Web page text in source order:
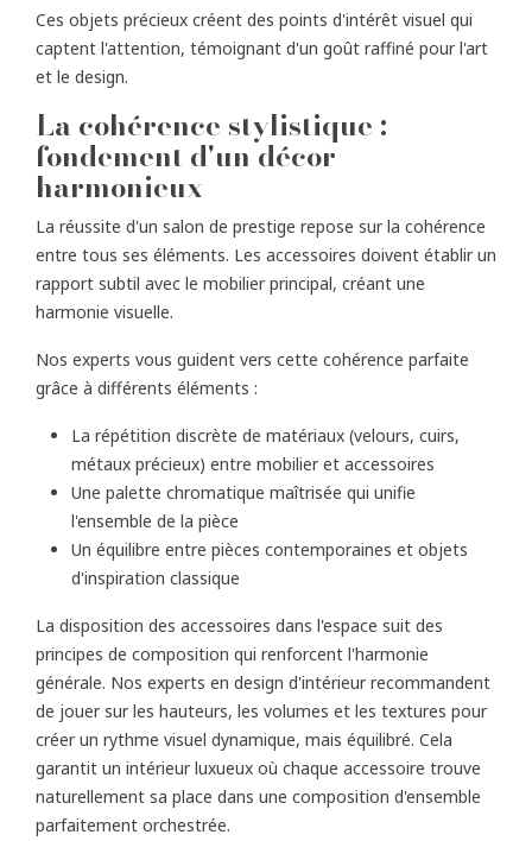
Ces objets précieux créent des points d'intérêt visuel qui
captent l'attention, témoignant d'un goût raffiné pour l'art
et le design.
La cohérence stylistique :
fondement d'un décor
harmonieux
La réussite d'un salon de prestige repose sur la cohérence
entre tous ses éléments. Les accessoires doivent établir un
rapport subtil avec le mobilier principal, créant une
harmonie visuelle.
Nos experts vous guident vers cette cohérence parfaite
grâce à différents éléments :
La répétition discrète de matériaux (velours, cuirs,
métaux précieux) entre mobilier et accessoires
Une palette chromatique maîtrisée qui unifie
l'ensemble de la pièce
Un équilibre entre pièces contemporaines et objets
d'inspiration classique
La disposition des accessoires dans l'espace suit des
principes de composition qui renforcent l'harmonie
générale. Nos experts en design d'intérieur recommandent
de jouer sur les hauteurs, les volumes et les textures pour
créer un rythme visuel dynamique, mais équilibré. Cela
garantit un intérieur luxueux où chaque accessoire trouve
naturellement sa place dans une composition d'ensemble
parfaitement orchestrée.